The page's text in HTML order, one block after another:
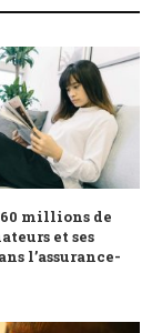
60 millions de
et ses
l’assurance-